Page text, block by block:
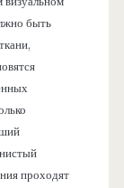
быть
проходят